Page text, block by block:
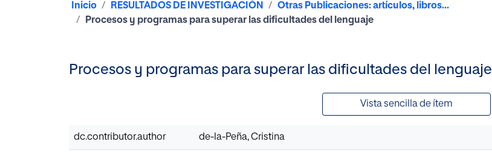
Inicio RESULTADOS DE INVESTIGACIÓN
Otras Publicaciones: artículos, libros...
Procesos y programas para superar las dificultades del lenguaje
Procesos y programas para superar las dificultades del lenguaje
Vista sencilla de ítem
dc.contributor.author de-la-Peña, Cristina